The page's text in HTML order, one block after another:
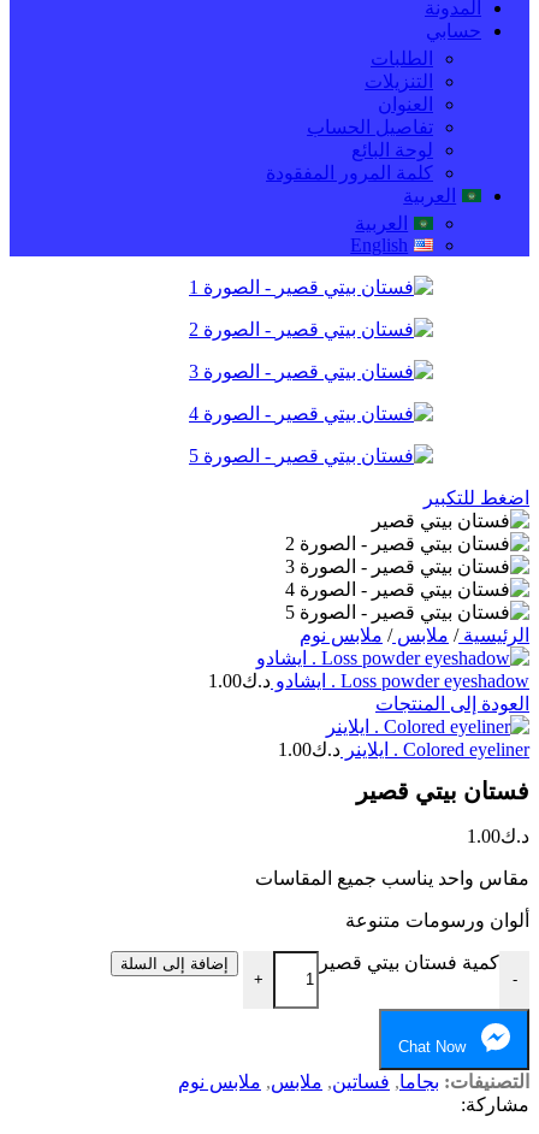
المدونة
حسابي
الطلبات
التنزيلات
العنوان
تفاصيل الحساب
لوحة البائع
كلمة المرور المفقودة
العربية
العربية
English
اضغط للتكبير
الرئيسية/ ملابس/ ملابس نوم
Loss powder eyeshadow . ايشادو د.ك1.00
العودة إلى المنتجات
Colored eyeliner . ايلاينر د.ك1.00
فستان بيتي قصير
د.ك1.00
مقاس واحد يناسب جميع المقاسات
ألوان ورسومات متنوعة
-
كمية فستان بيتي قصير
+
إضافة إلى السلة
Chat Now
التصنيفات: بجاما, فساتين, ملابس, ملابس نوم
مشاركة: